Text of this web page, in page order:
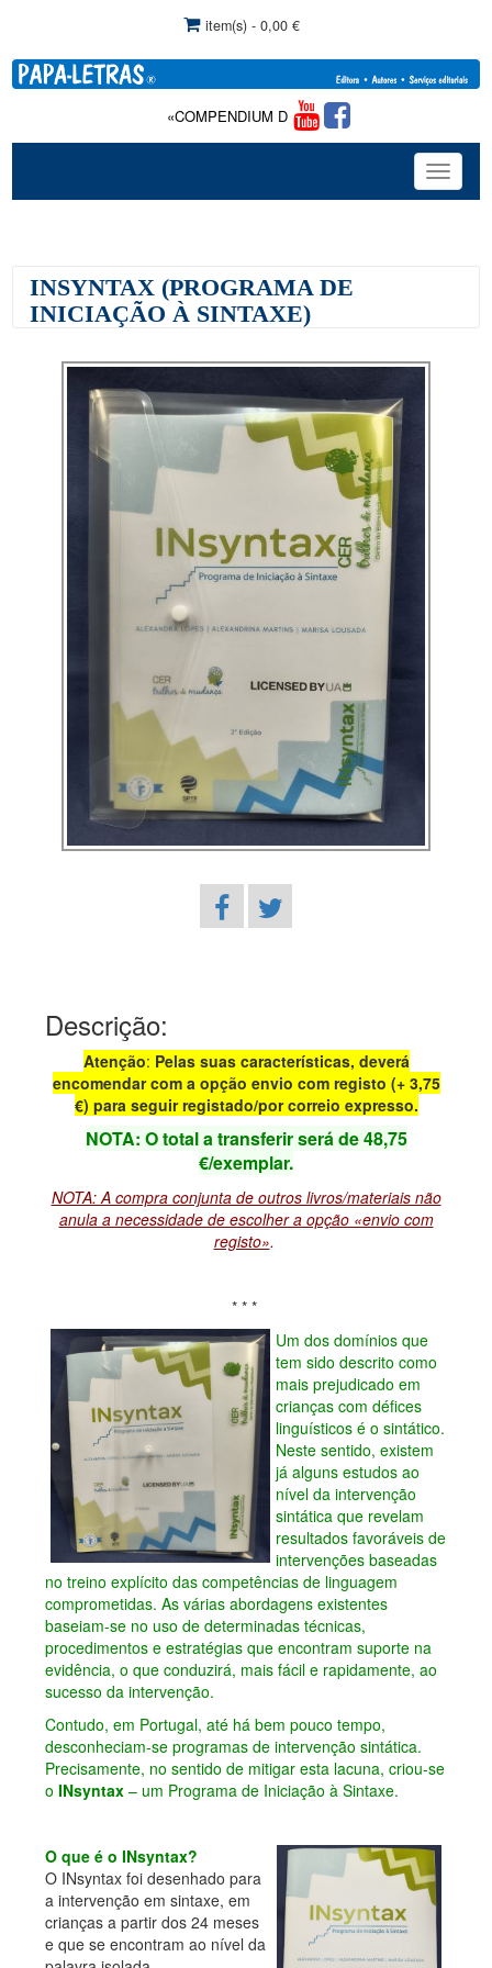
item(s) - 0,00 €
«COMPENDIUM DE TERAPIA DA FALA»: Com
Toggle
INSYNTAX (PROGRAMA DE
INICIAÇÃO À SINTAXE)
Descrição:
Atenção: Pelas suas características, deverá
encomendar com a opção envio comregisto (+ 3,75
€) para seguir registado/por correio expresso.
NOTA: O total a transferir será de 48,75
€/exemplar.
NOTA: A compra conjunta de outros livros/materiais não
anula a necessidade de escolher a opção «envio com
registo».
* * *
Um dos domínios que
tem sido descrito como
mais prejudicado em
crianças com défices
linguísticos é o sintático.
Neste sentido, existem
já alguns estudos ao
nível da intervenção
sintática que revelam
resultados favoráveis de
intervenções baseadas
no treino explícito das competências de linguagem
comprometidas. As várias abordagens existentes
baseiam-se no uso de determinadas técnicas,
procedimentos e estratégias que encontram suporte na
evidência, o que conduzirá, mais fácil e rapidamente, ao
sucesso da intervenção.
Contudo, em Portugal, até há bem pouco tempo,
desconheciam-se programas de intervenção sintática.
Precisamente, no sentido de mitigar esta lacuna, criou-se
oINsyntax – um Programa de Iniciação à Sintaxe.
O que é o INsyntax?
O INsyntax foi desenhado para
a intervenção em sintaxe, em
crianças a partir dos 24 meses
e que se encontram ao nível da